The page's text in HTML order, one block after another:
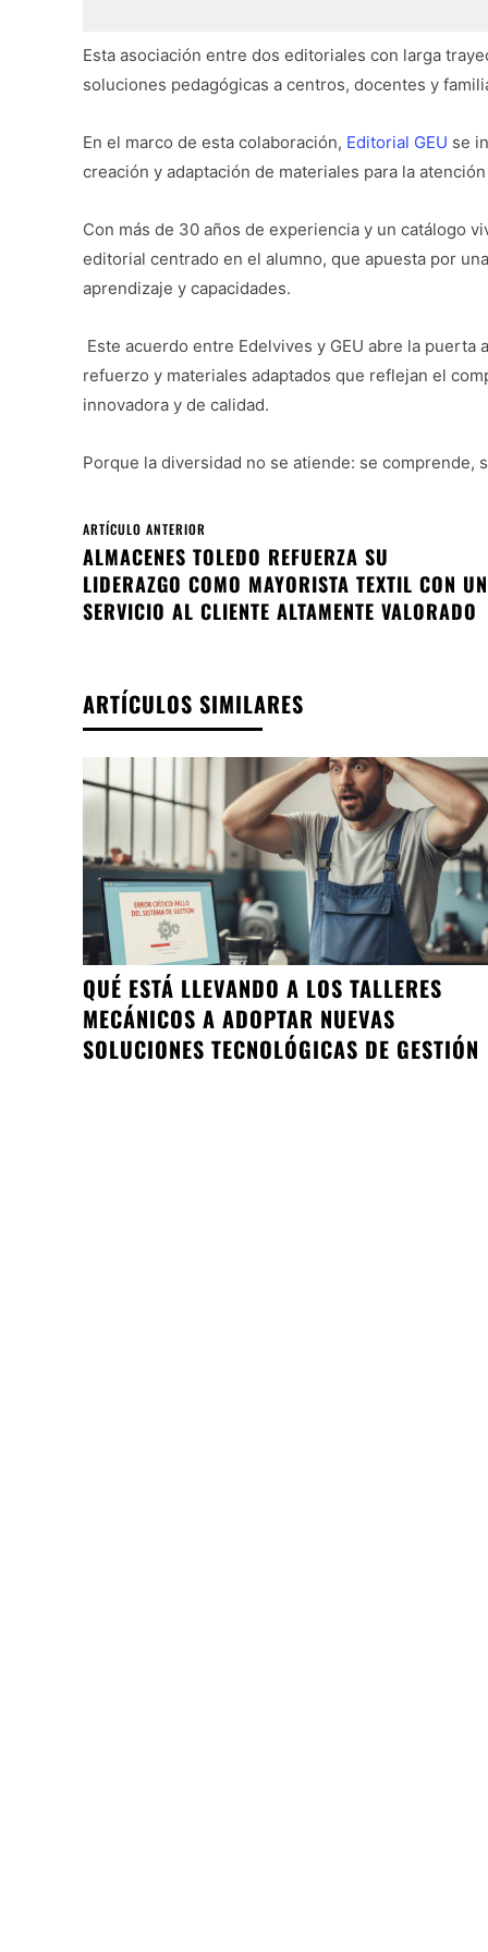
Esta asociación entre dos editoriales con larga
soluciones pedagógicas a centros, docentes y
En el marco de esta colaboración, Editorial GEU se
creación y adaptación de materiales para la
Con más de 30 años de experiencia y un catálogo
editorial centrado en el alumno, que apuesta por
aprendizaje y capacidades.
Este acuerdo entre Edelvives y GEU abre la
refuerzo y materiales adaptados que reflejan el
innovadora y de calidad.
Porque la diversidad no se atiende: se comprende,
ARTÍCULO ANTERIOR
ALMACENES TOLEDO REFUERZA SU
LIDERAZGO COMO MAYORISTA TEXTIL CON UN
SERVICIO AL CLIENTE ALTAMENTE VALORADO
ARTÍCULOS SIMILARES
QUÉ ESTÁ LLEVANDO A LOS TALLERES
MECÁNICOS A ADOPTAR NUEVAS
SOLUCIONES TECNOLÓGICAS DE GESTIÓN